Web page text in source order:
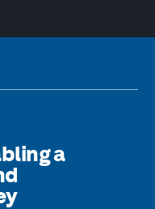
a